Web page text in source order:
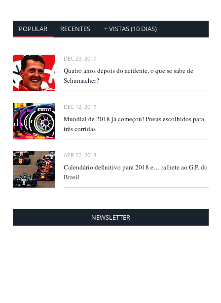
POPULAR RECENTES + VISTAS (10 DIAS)
DEC 29, 2017
Quatro anos depois do acidente, o que se sabe de
Schumacher?
DEC 12, 2017
Mundial de 2018 já começou! Pneus escolhidos para
três corridas
APR 22, 2018
Calendário definitivo para 2018 e… ralhete ao G.P. do
Brasil
NEWSLETTER